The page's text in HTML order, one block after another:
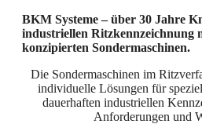
BKM Systeme – über 30 Jahre
industriellen Ritzkennzeichnung
konzipierten Sondermaschinen.
Die Sondermaschinen im
individuelle Lösungen für
dauerhaften industriellen
Anforderungen und